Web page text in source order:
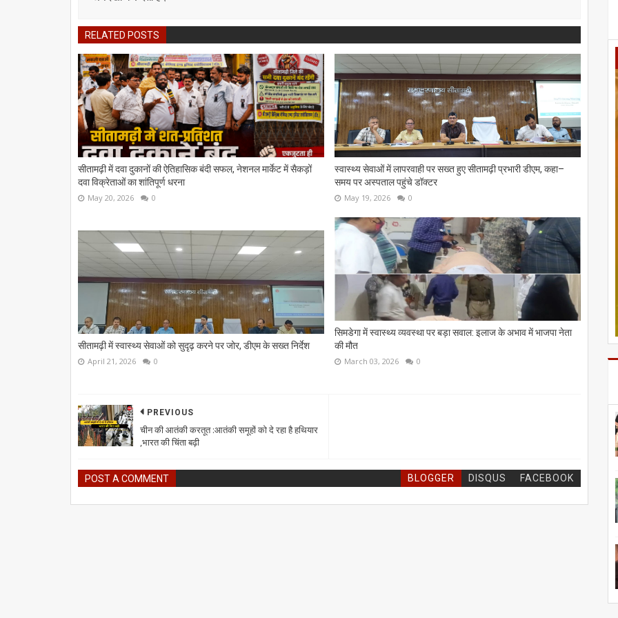
RELATED POSTS
सीतामढ़ी में दवा दुकानों की ऐतिहासिक बंदी सफल, नेशनल मार्केट में सैकड़ों
दवा विक्रेताओं का शांतिपूर्ण धरना
May 20, 2026 0
स्वास्थ्य सेवाओं में लापरवाही पर सख्त हुए सीतामढ़ी प्रभारी डीएम, कहा–
समय पर अस्पताल पहुंचे डॉक्टर
May 19, 2026 0
सीतामढ़ी में स्वास्थ्य सेवाओं को सुदृढ़ करने पर जोर, डीएम के सख्त निर्देश
April 21, 2026 0
सिमडेगा में स्वास्थ्य व्यवस्था पर बड़ा सवाल: इलाज के अभाव में भाजपा नेता
की मौत
March 03, 2026 0
PREVIOUS
चीन की आतंकी करतूत :आतंकी समूहों को दे रहा है हथियार
,भारत की चिंता बढ़ी
POST A COMMENT BLOGGER DISQUS FACEBOOK